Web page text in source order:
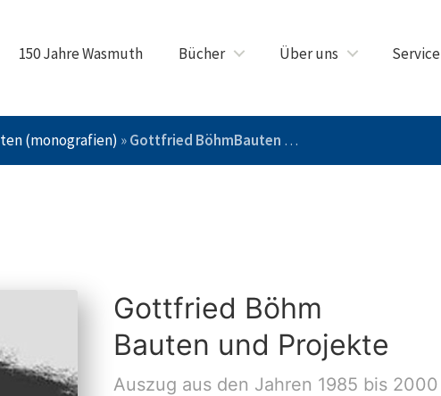
150 Jahre Wasmuth Bücher Über uns Service
(monografien) »Gottfried BöhmBauten und Projekte
Gottfried Böhm
Bauten und Projekte
Auszug aus den Jahren 1985 bis 2000